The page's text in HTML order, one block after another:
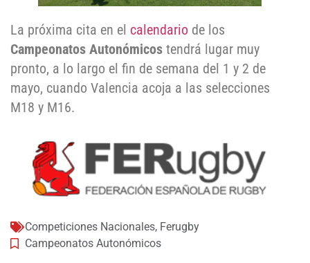
La próxima cita en el calendario de los
Campeonatos Autonómicos tendrá lugar muy
pronto, a lo largo el fin de semana del 1 y 2 de
mayo, cuando Valencia acoja a las selecciones
M18 y M16.
Competiciones Nacionales, Ferugby
Campeonatos Autonómicos